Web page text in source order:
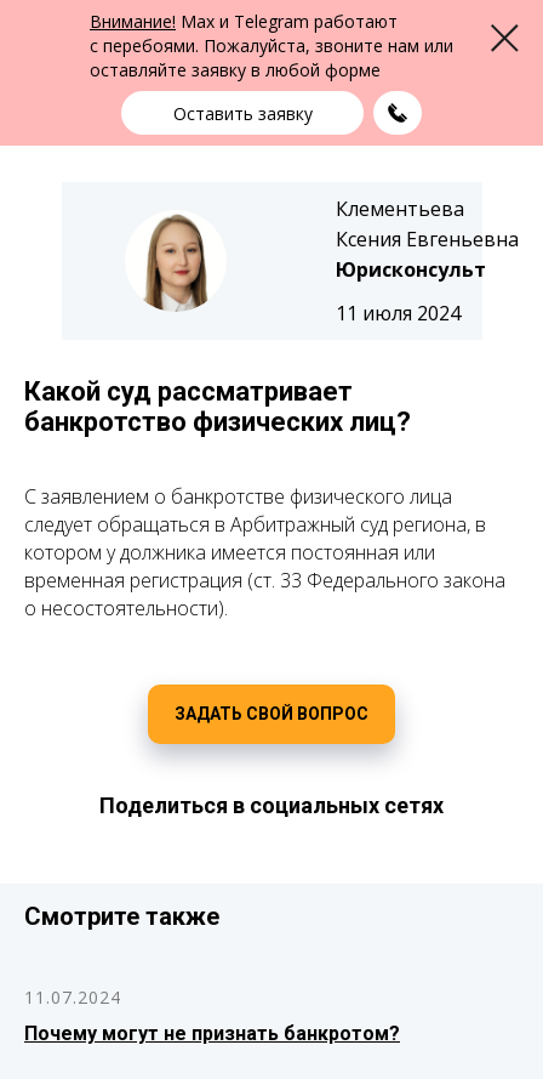
Внимание! Max и Telegram работают
с перебоями. Пожалуйста, звоните нам или
оставляйте заявку в любой форме
Оставить заявку
Меню
Юридическая помощь в Екатеринбурге
ФПК Альтернатива
Екатеринбург
выбрать город
+7 (343) 363-91-89
11 июля 2024
Клементьева
Ксения Евгеньевна
Юрисконсульт
Какой суд рассматривает
банкротство физических лиц?
С заявлением о банкротстве физического лица
следует обращаться в Арбитражный суд региона, в
котором у должника имеется постоянная или
временная регистрация (ст. 33 Федерального закона
о несостоятельности).
ЗАДАТЬ СВОЙ ВОПРОС
Поделиться в социальных сетях
Смотрите также
11.07.2024
Почему могут не признать банкротом?